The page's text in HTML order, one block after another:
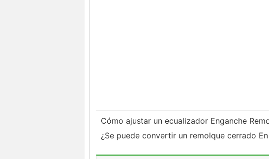
Cómo ajustar un ecualizador Enganche
¿Se puede convertir un remolque cerrado